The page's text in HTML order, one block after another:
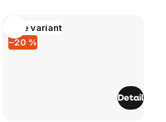
–20 %
Více variant
Detail